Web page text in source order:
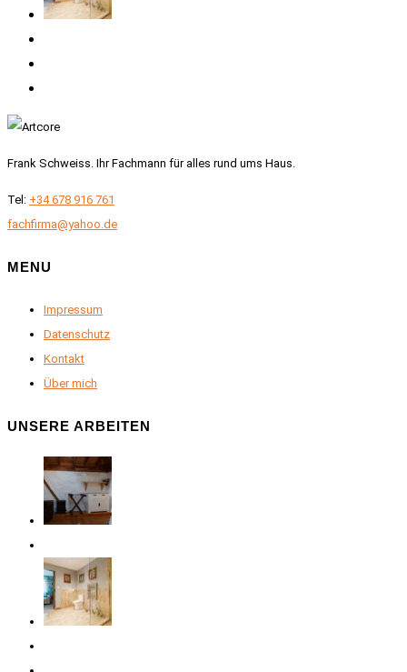
Frank Schweiss. Ihr Fachmann für alles rund ums Haus.
Tel: +34 678 916 761
fachfirma@yahoo.de
MENU
Impressum
Datenschutz
Kontakt
Über mich
UNSERE ARBEITEN